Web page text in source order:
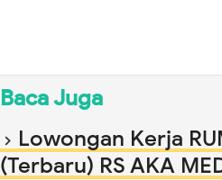
Baca Juga
Lowongan Kerja
(Terbaru) RS AKA